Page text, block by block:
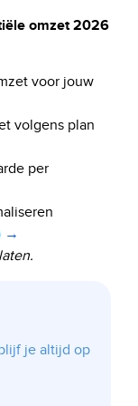
omzet 2026
voor jouw
volgens plan
per
→
je altijd op